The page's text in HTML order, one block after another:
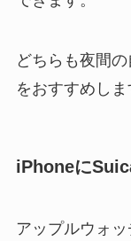
どちらも夜間
をおすすめしま
iPhoneに
アップルウォ